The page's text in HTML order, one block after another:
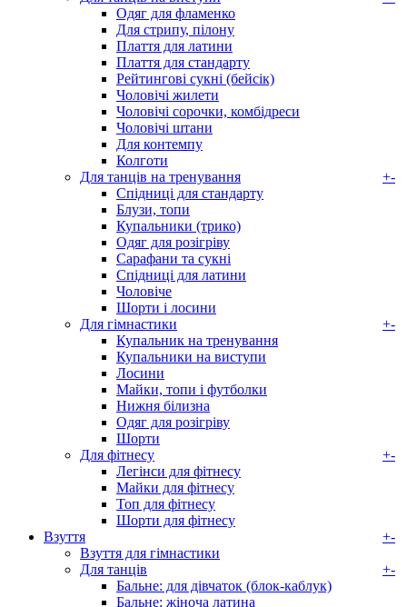
Одяг для фламенко
Для стрипу, пілону
Плаття для латини
Плаття для стандарту
Рейтингові сукні (бейсік)
Чоловічі жилети
Чоловічі сорочки, комбідреси
Чоловічі штани
Для контемпу
Колготи
Для танців на тренування
+-
Спідниці для стандарту
Блузи, топи
Купальники (трико)
Одяг для розігріву
Сарафани та сукні
Спідниці для латини
Чоловіче
Шорти і лосини
Для гімнастики
+-
Купальник на тренування
Купальники на виступи
Лосини
Майки, топи і футболки
Нижня білизна
Одяг для розігріву
Шорти
Для фітнесу
+-
Легінси для фітнесу
Майки для фітнесу
Топ для фітнесу
Шорти для фітнесу
Взуття
+-
Взуття для гімнастики
Для танців
+-
Бальне: для дівчаток (блок-каблук)
Бальне: жіноча латина